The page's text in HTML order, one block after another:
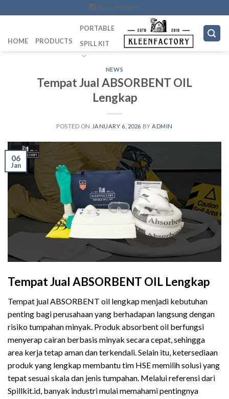
to
082249969090
HOME PRODUCTS
PORTABLE
SPILL KIT
NEWS
Tempat Jual ABSORBENT OIL
Lengkap
POSTED ON JANUARY 6, 2026 BY ADMIN
06
Jan
Tempat Jual ABSORBENT OIL Lengkap
Tempat jual ABSORBENT oil lengkap menjadi kebutuhan
penting bagi perusahaan yang berhadapan langsung dengan
risiko tumpahan minyak. Produk absorbent oil berfungsi
menyerap cairan berbasis minyak secara cepat, sehingga
area kerja tetap aman dan terkendali. Selain itu, ketersediaan
produk yang lengkap membantu tim HSE memilih solusi yang
tepat sesuai skala dan jenis tumpahan. Melalui referensi dari
Spillkit.id, banyak industri mulai memahami pentingnya